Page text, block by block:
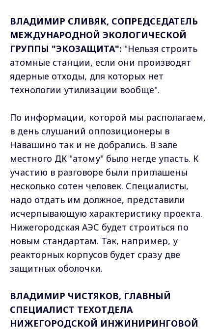
ВЛАДИМИР СЛИВЯК, СОПРЕДСЕДАТЕЛЬ
МЕЖДУНАРОДНОЙ ЭКОЛОГИЧЕСКОЙ
ГРУППЫ "ЭКОЗАЩИТА": "Нельзя строить
атомные станции, если они производят
ядерные отходы, для которых нет
технологии утилизации вообще".
По информации, которой мы располагаем,
в день слушаний оппозиционеры в
Навашино так и не добрались. В зале
местного ДК "атому" было негде упасть. К
участию в разговоре были приглашены
несколько сотен человек. Специалисты,
надо отдать им должное, представили
исчерпывающую характеристику проекта.
Нижегородская АЭС будет строиться по
новым стандартам. Так, например, у
реакторных корпусов будет сразу две
защитных оболочки.
ВЛАДИМИР ЧИСТЯКОВ, ГЛАВНЫЙ
СПЕЦИАЛИСТ ТЕХОТДЕЛА
НИЖЕГОРОДСКОЙ ИНЖИНИРИНГОВОЙ